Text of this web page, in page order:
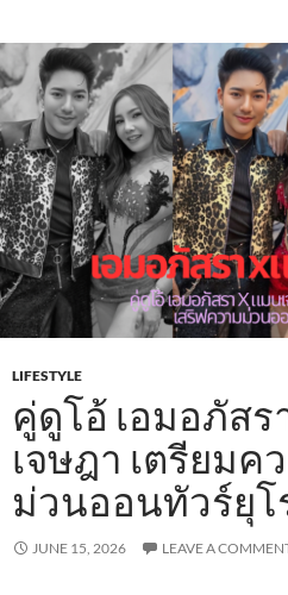
LIFESTYLE
คู่ดูโอ้ เอมอภัสร
เจษฎา เตรียมค
ม่วนออนทัวร์ยุโ
JUNE 15, 2026 LEAVE A